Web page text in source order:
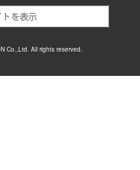
Co.,Ltd. All rights reserved.